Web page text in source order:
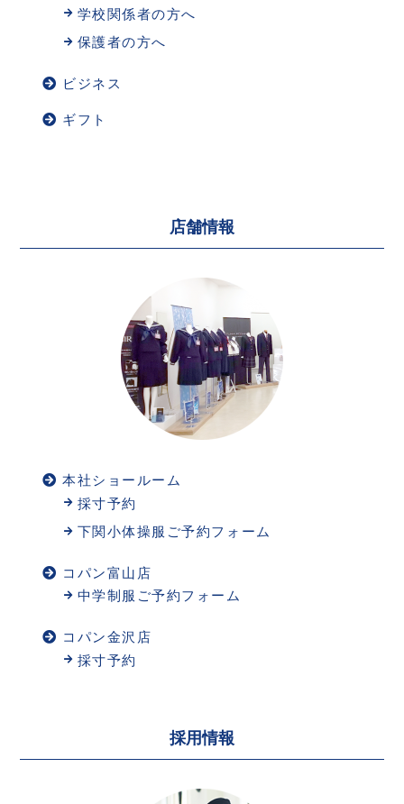
学校関係者の方へ
保護者の方へ
ビジネス
ギフト
店舗情報
本社ショールーム
採寸予約
下関小体操服ご予約フォーム
コパン富山店
中学制服ご予約フォーム
コパン金沢店
採寸予約
採用情報